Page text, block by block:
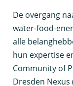
De overgang
water-food-
alle
hun expertise
Community of
Dresden Nexus